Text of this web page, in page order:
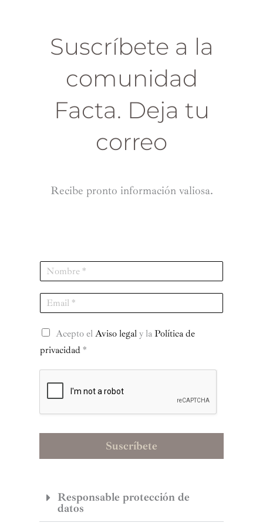
Suscríbete a la
comunidad
Facta. Deja tu
correo
Recibe pronto información valiosa.
N
a
*
E
m
*
R
P
Acepto el Aviso legal y la Política de
privacidad *
Suscríbete
Responsable protección de
datos